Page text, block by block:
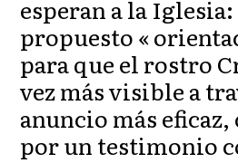
esperan a la Iglesia:
propuesto «
para que el rostro
vez más visible a
anuncio más
por un testimonio